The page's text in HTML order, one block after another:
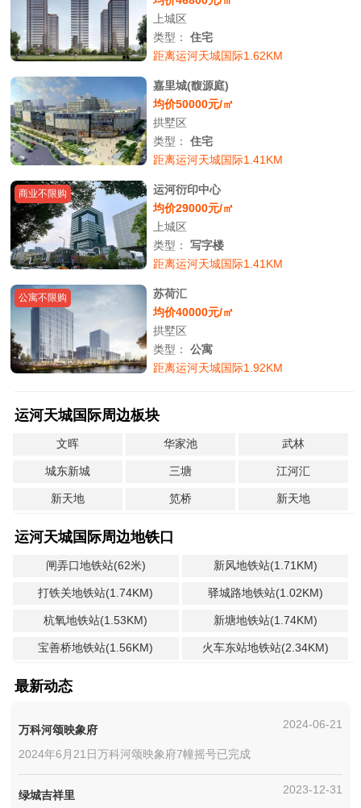
上城区
类型：住宅
距离运河天城国际1.62KM
嘉里城(馥源庭)
均价50000元/㎡
拱墅区
类型：住宅
距离运河天城国际1.41KM
商业不限购
运河衍印中心
均价29000元/㎡
上城区
类型：写字楼
距离运河天城国际1.41KM
公寓不限购
苏荷汇
均价40000元/㎡
拱墅区
类型：公寓
距离运河天城国际1.92KM
运河天城国际周边板块
文晖 华家池 武林
城东新城 三塘 江河汇
新天地 笕桥 新天地
运河天城国际周边地铁口
闸弄口地铁站(62米) 新风地铁站(1.71KM)
打铁关地铁站(1.74KM) 驿城路地铁站(1.02KM)
杭氧地铁站(1.53KM) 新塘地铁站(1.74KM)
宝善桥地铁站(1.56KM) 火车东站地铁站(2.34KM)
最新动态
万科河颂映象府 2024-06-21
2024年6月21日万科河颂映象府7幢摇号已完成
绿城吉祥里 2023-12-31